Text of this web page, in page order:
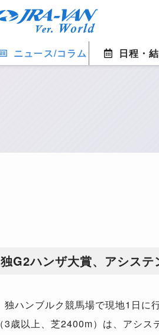
ニュース/コラム 日程・
独G2ハンザ大賞、アシス
独ハンブルク競馬場で現地1日に
（3歳以上、芝2400m）は、アシス